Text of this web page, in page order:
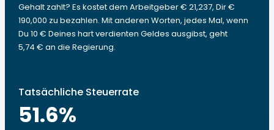
Gehalt zahlt? Es kostet dem Arbeitgeber € 21,237, Dir €
190,000 zu bezahlen. Mit anderen Worten, jedes Mal, wenn
Du 10 € Deines hart verdienten Geldes ausgibst, geht
5,74 € an die Regierung.
Tatsächliche Steuerrate
51.6%